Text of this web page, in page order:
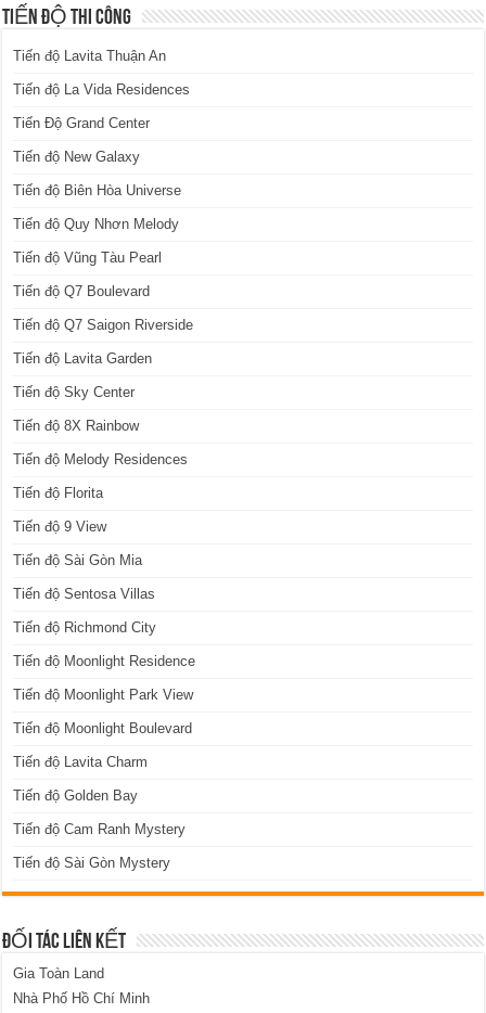
TIẾN ĐỘ THI CÔNG
Tiến độ Lavita Thuận An
Tiến độ La Vida Residences
Tiến Độ Grand Center
Tiến độ New Galaxy
Tiến độ Biên Hòa Universe
Tiến độ Quy Nhơn Melody
Tiến độ Vũng Tàu Pearl
Tiến độ Q7 Boulevard
Tiến độ Q7 Saigon Riverside
Tiến độ Lavita Garden
Tiến độ Sky Center
Tiến độ 8X Rainbow
Tiến độ Melody Residences
Tiến độ Florita
Tiến độ 9 View
Tiến độ Sài Gòn Mia
Tiến độ Sentosa Villas
Tiến độ Richmond City
Tiến độ Moonlight Residence
Tiến độ Moonlight Park View
Tiến độ Moonlight Boulevard
Tiến độ Lavita Charm
Tiến độ Golden Bay
Tiến độ Cam Ranh Mystery
Tiến độ Sài Gòn Mystery
ĐỐI TÁC LIÊN KẾT
Gia Toàn Land
Nhà Phố Hồ Chí Minh